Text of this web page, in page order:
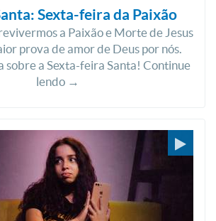
Sexta-feira da Paixão
a Paixão e Morte de Jesus
prova de amor de Deus por nós.
sobre a Sexta-feira Santa! Continue
lendo →